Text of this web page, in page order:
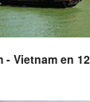
- Vietnam en